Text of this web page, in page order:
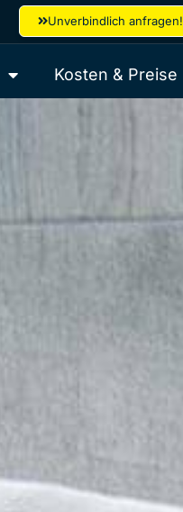
Unverbindlich anfragen!
Kosten & Preise